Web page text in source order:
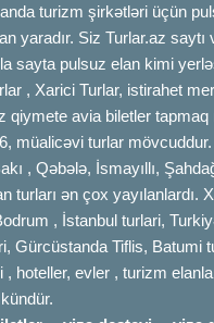
turizm şirkətləri üçün
yaradır. Siz Turlar.az saytı
sayta pulsuz elan kimi
, Xarici Turlar, istirahet
qiymete avia biletler tapmaq
müalicəvi turlar
, Qəbələ, İsmayıllı,
turları ən çox yayılanlardı.
, İstanbul turlari,
Gürcüstanda Tiflis, Batumi
hoteller, evler , turizm